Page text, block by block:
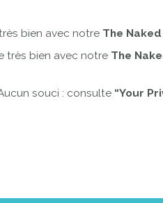
bien avec notre The
très bien avec notre The
souci : consulte “Your